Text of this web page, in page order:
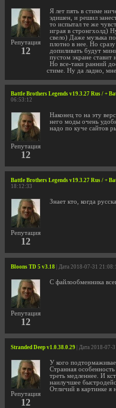
Репутация
12
Я лет пять в стиме
эдишен, и решил
то испытал те же
играя в стронгхолд)
свело) Даже музыка
плотно в нее. Но
допиливать будут
пустом экране ставит
Но все-таки ранний
стиме. Ну да ладно,
Battle Brothers Legends v19.3.27 Rus / +
06:53:12
Репутация
12
Наконец то на эту
него моды очень
надо по куче сайтов
Battle Brothers Legends v19.3.27 Rus / +
18:12:33
Репутация
12
Знает кто, когда
Bloons TD 5 v3.18 | Дата 2018-07-31
Репутация
12
С файлообменника
Stranded Deep v1.0.38.0.29 | Дата 2018-07-
Репутация
12
У кого
Странная
треть медленнее. И
наилучшее
Отличий в картинке я